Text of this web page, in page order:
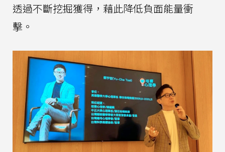
透過不斷挖掘獲得，藉此降低負面能量衝
擊。